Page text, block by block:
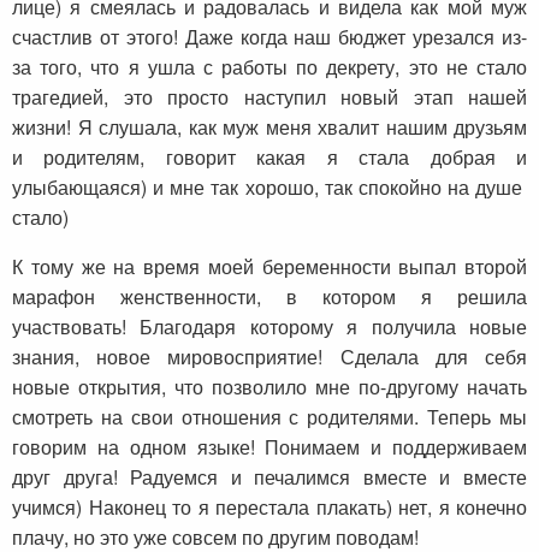
лице) я смеялась и радовалась и видела как мой муж
счастлив от этого! Даже когда наш бюджет урезался из-
за того, что я ушла с работы по декрету, это не стало
трагедией, это просто наступил новый этап нашей
жизни! Я слушала, как муж меня хвалит нашим друзьям
и родителям, говорит какая я стала добрая и
улыбающаяся) и мне так хорошо, так спокойно на душе
стало)
К тому же на время моей беременности выпал второй
марафон женственности, в котором я решила
участвовать! Благодаря которому я получила новые
знания, новое мировосприятие! Сделала для себя
новые открытия, что позволило мне по-другому начать
смотреть на свои отношения с родителями. Теперь мы
говорим на одном языке! Понимаем и поддерживаем
друг друга! Радуемся и печалимся вместе и вместе
учимся) Наконец то я перестала плакать) нет, я конечно
плачу, но это уже совсем по другим поводам!